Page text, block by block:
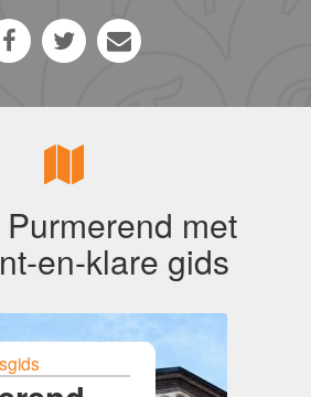
met
en-klare gids